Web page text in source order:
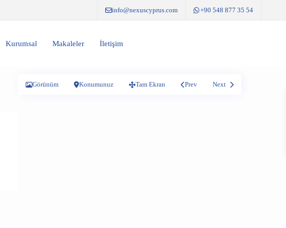
info@nexuscyprus.com +90 548 877 35 54
Kurumsal Makaleler İletişim
Görünüm Konumunuz Tam Ekran Prev Next